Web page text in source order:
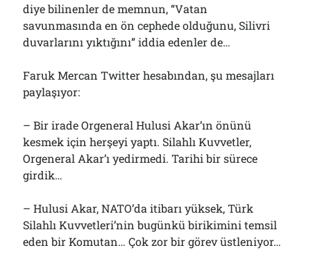
diye bilinenler de memnun, “Vatan
savunmasında en ön cephede olduğunu, Silivri
duvarlarını yıktığını” iddia edenler de…
Faruk Mercan Twitter hesabından, şu mesajları
paylaşıyor:
– Bir irade Orgeneral Hulusi Akar’ın önünü
kesmek için herşeyi yaptı. Silahlı Kuvvetler,
Orgeneral Akar’ı yedirmedi. Tarihi bir sürece
girdik…
– Hulusi Akar, NATO’da itibarı yüksek, Türk
Silahlı Kuvvetleri’nin bugünkü birikimini temsil
eden bir Komutan… Çok zor bir görev üstleniyor…